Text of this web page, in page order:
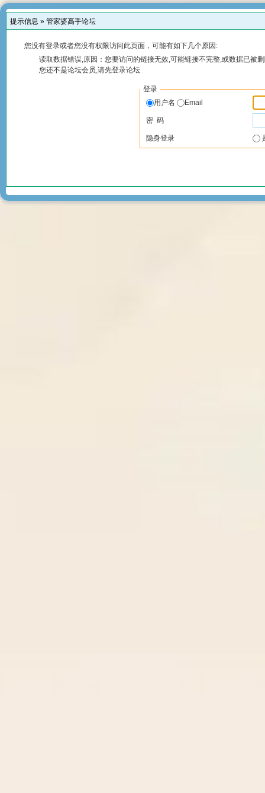
提示信息 » 管家婆高手论坛
您没有登录或者您没有权限访问此页面，可能有如下几个原因:
读取数据错误,原因：您要访问的链接无效,可能链接不完整,或数据已被
您还不是论坛会员,请先登录论坛
登录
用户名
Email
密 码
隐身登录